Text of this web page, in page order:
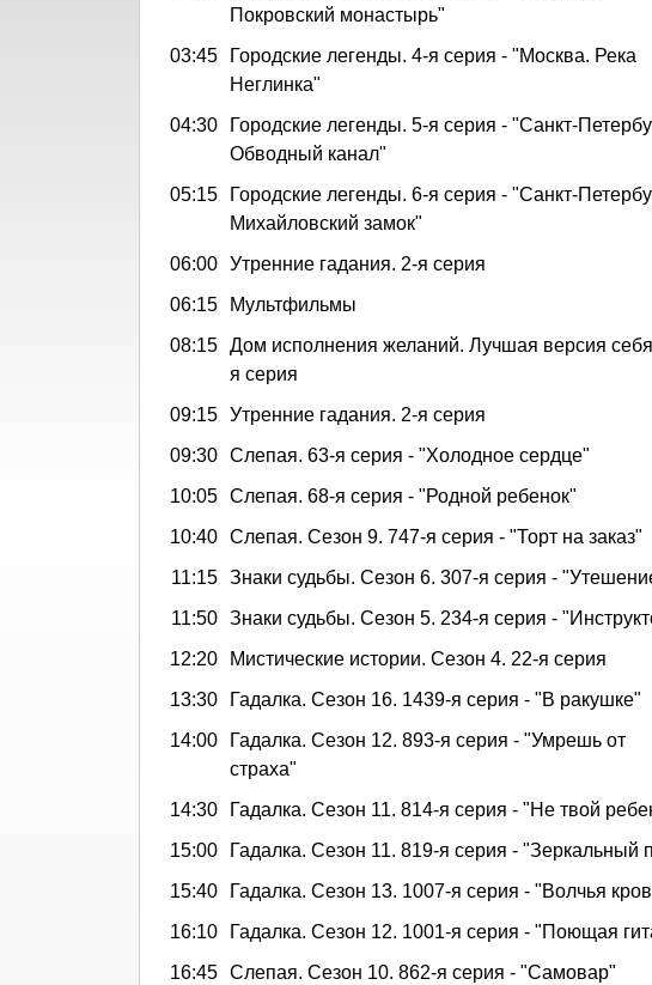
Покровский монастырь"
03:45
Городские легенды. 4-я серия - "Москва. Река
Неглинка"
04:30
Городские легенды. 5-я серия - "Санкт-
Обводный канал"
05:15
Городские легенды. 6-я серия - "Санкт-
Михайловский замок"
06:00 Утренние гадания. 2-я серия
06:15
Мультфильмы
08:15 Дом исполнения желаний. Лучшая версия
я серия
09:15 Утренние гадания. 2-я серия
09:30 Слепая. 63-я серия - "Холодное сердце"
10:05 Слепая. 68-я серия - "Родной ребенок"
10:40 Слепая. Сезон 9. 747-я серия - "Торт на заказ"
11:15 Знаки судьбы. Сезон 6. 307-я серия -
11:50 Знаки судьбы. Сезон 5. 234-я серия -
12:20
Мистические истории. Сезон 4. 22-я серия
13:30
Гадалка. Сезон 16. 1439-я серия - "В ракушке"
14:00
Гадалка. Сезон 12. 893-я серия - "Умрешь от
страха"
14:30
Гадалка. Сезон 11. 814-я серия - "Не твой
15:00
Гадалка. Сезон 11. 819-я серия - "Зеркальный
15:40
Гадалка. Сезон 13. 1007-я серия - "Волчья
16:10
Гадалка. Сезон 12. 1001-я серия - "Поющая
16:45 Слепая. Сезон 10. 862-я серия - "Самовар"